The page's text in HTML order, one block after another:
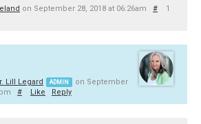
on September 28, 2018 at 06:26am #
1
Lill Legard ADMIN
on September
# Like Reply